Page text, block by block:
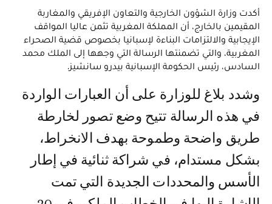
أكدت وزارة الشؤون الخارجية والتعاون الإفريقي والمغاربة
المقيمين بالخارج، أن المملكة المغربية تثمن عاليا المواقف
الإيجابية والالتزامات البناءة لإسبانيا بخصوص قضية الصحراء
المغربية، والتي تضمنتها الرسالة التي وجهها إلى الملك محمد
السادس، رئيس الحكومة الإسبانية بيدرو سانشيز.
وشدد بلاغ للوزارة على أن العبارات الواردة
في هذه الرسالة تتيح وضع تصور لخارطة
طريق واضحة وطموحة بهدف الانخراط،
بشكل مستدام، في شراكة ثنائية في إطار
الأسس والمحددات الجديدة التي تمت